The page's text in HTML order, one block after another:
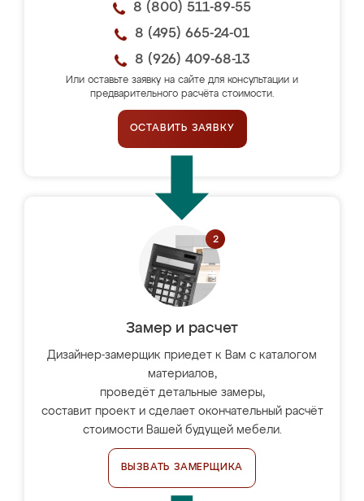
8 (800) 511-89-55
8 (495) 665-24-01
8 (926) 409-68-13
Или оставьте заявку на сайте для консультации и
предварительного расчёта стоимости.
ОСТАВИТЬ ЗАЯВКУ
Замер и расчет
Дизайнер-замерщик приедет к Вам с каталогом
материалов,
проведёт детальные замеры,
составит проект и сделает окончательный расчёт
стоимости Вашей будущей мебели.
ВЫЗВАТЬ ЗАМЕРЩИКА